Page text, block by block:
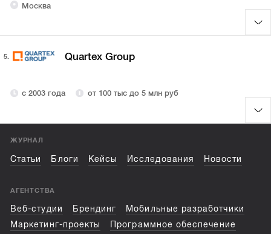
Москва
5. Quartex Group
с 2003 года от 100 тыс до 5 млн руб
ЖУРНАЛ
Статьи Блоги Кейсы Исследования Новости
АГЕНТСТВА
Веб-студии Брендинг
Мобильные разработчики
Маркетинг-проекты
Программное обеспечение